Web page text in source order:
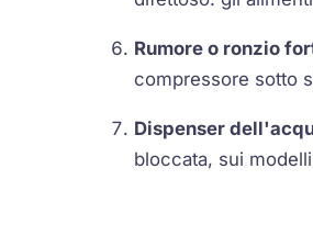
Rumore o ronzio
compressore sotto
Dispenser
bloccata, sui